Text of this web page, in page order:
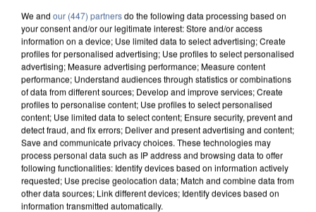
We and our (447) partnersdo the following data processing based on
your consent and/or our legitimate interest: Store and/or access
information on a device; Use limited data to select advertising; Create
profiles for personalised advertising; Use profiles to select personalised
advertising; Measure advertising performance; Measure content
performance; Understand audiences through statistics or combinations
of data from different sources; Develop and improve services; Create
profiles to personalise content; Use profiles to select personalised
content; Use limited data to select content; Ensure security, prevent and
detect fraud, and fix errors; Deliver and present advertising and content;
Save and communicate privacy choices. These technologies may
process personal data such as IP address and browsing data to offer
following functionalities: Identify devices based on information actively
requested; Use precise geolocation data; Match and combine data from
other data sources; Link different devices; Identify devices based on
information transmitted automatically.